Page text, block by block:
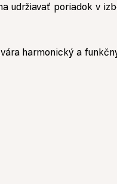
poriadok v
harmonický a